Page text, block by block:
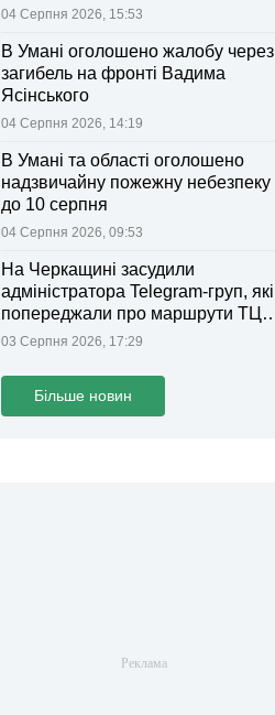
04 Серпня 2026, 15:53
В Умані оголошено жалобу через
загибель на фронті Вадима
Ясінського
04 Серпня 2026, 14:19
В Умані та області оголошено
надзвичайну пожежну небезпеку
до 10 серпня
04 Серпня 2026, 09:53
На Черкащині засудили
адміністратора Telegram-груп, які
попереджали про маршрути ТЦК
та поліції
03 Серпня 2026, 17:29
Більше новин